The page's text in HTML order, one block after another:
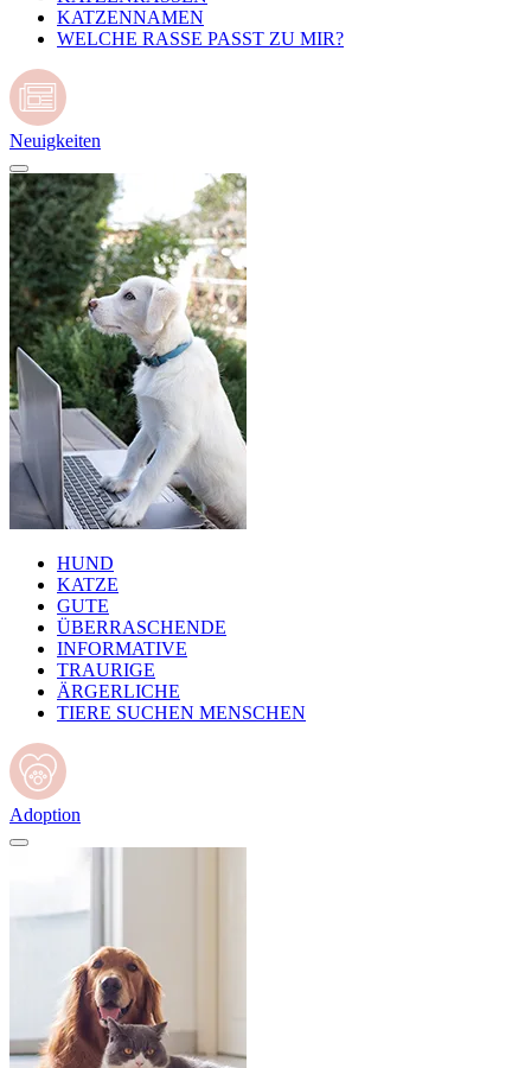
KATZENNAMEN
WELCHE RASSE PASST ZU MIR?
Neuigkeiten
HUND
KATZE
GUTE
ÜBERRASCHENDE
INFORMATIVE
TRAURIGE
ÄRGERLICHE
TIERE SUCHEN MENSCHEN
Adoption